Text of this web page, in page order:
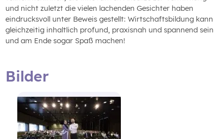
und nicht zuletzt die vielen lachenden Gesichter haben
eindrucksvoll unter Beweis gestellt: Wirtschaftsbildung kann
gleichzeitig inhaltlich profund, praxisnah und spannend sein
und am Ende sogar Spaß machen!
Bilder